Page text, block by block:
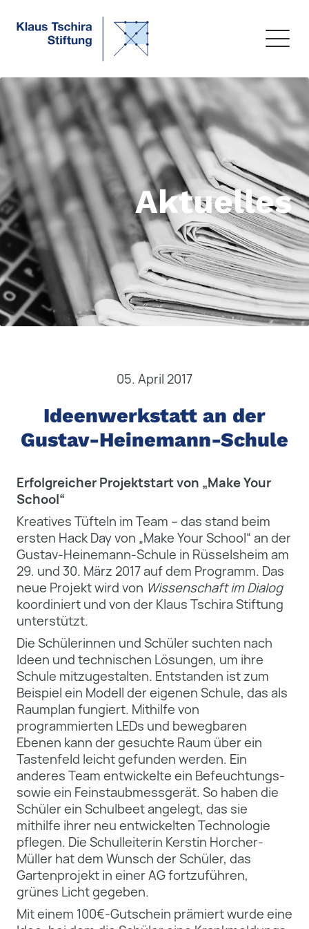
Aktuelles
05. April 2017
Ideenwerkstatt an der
Gustav-Heinemann-Schule
Erfolgreicher Projektstart von „Make Your
School“
Kreatives Tüfteln im Team – das stand beim
ersten Hack Day von „Make Your School“ an der
Gustav-Heinemann-Schule in Rüsselsheim am
29. und 30. März 2017 auf dem Programm. Das
neue Projekt wird von Wissenschaft im Dialog
koordiniert und von der Klaus Tschira Stiftung
unterstützt.
Die Schülerinnen und Schüler suchten nach
Ideen und technischen Lösungen, um ihre
Schule mitzugestalten. Entstanden ist zum
Beispiel ein Modell der eigenen Schule, das als
Raumplan fungiert. Mithilfe von
programmierten LEDs und bewegbaren
Ebenen kann der gesuchte Raum über ein
Tastenfeld leicht gefunden werden. Ein
anderes Team entwickelte ein Befeuchtungs-
sowie ein Feinstaubmessgerät. So haben die
Schüler ein Schulbeet angelegt, das sie
mithilfe ihrer neu entwickelten Technologie
pflegen. Die Schulleiterin Kerstin Horcher-
Müller hat dem Wunsch der Schüler, das
Gartenprojekt in einer AG fortzuführen,
grünes Licht gegeben.
Mit einem 100€-Gutschein prämiert wurde eine